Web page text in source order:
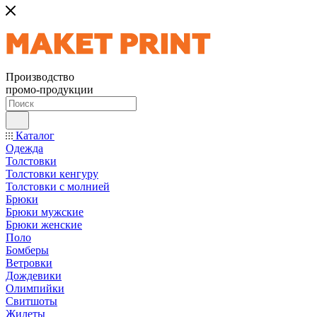
Производство
промо-продукции
Каталог
Одежда
Толстовки
Толстовки кенгуру
Толстовки с молнией
Брюки
Брюки мужские
Брюки женские
Поло
Бомберы
Ветровки
Дождевики
Олимпийки
Свитшоты
Жилеты